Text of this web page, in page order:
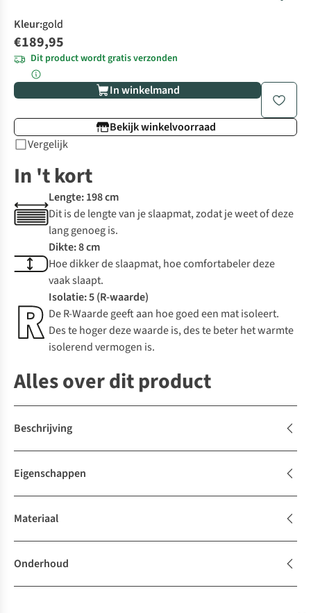
Kleur:gold
€189,95
Dit product wordt gratis verzonden
In winkelmand
Bekijk winkelvoorraad
Vergelijk
In 't kort
Lengte: 198 cm
Dit is de lengte van je slaapmat, zodat je weet of deze
lang genoeg is.
Dikte: 8 cm
Hoe dikker de slaapmat, hoe comfortabeler deze
vaak slaapt.
Isolatie: 5 (R-waarde)
De R-Waarde geeft aan hoe goed een mat isoleert.
Des te hoger deze waarde is, des te beter het warmte
isolerend vermogen is.
Alles over dit product
Beschrijving
Eigenschappen
Materiaal
Onderhoud